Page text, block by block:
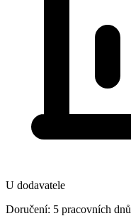
U dodavatele
Doručení: 5 pracovních dnů